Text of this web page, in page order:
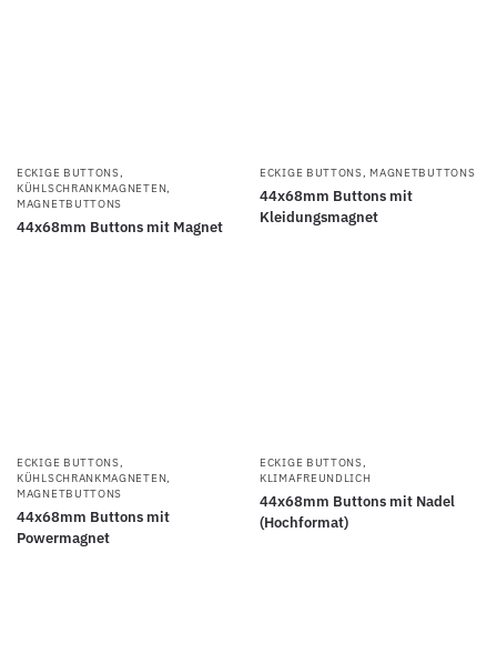
ECKIGE BUTTONS,
KÜHLSCHRANKMAGNETEN,
MAGNETBUTTONS
44x68mm Buttons mit Magnet
ECKIGE BUTTONS, MAGNETBUTTONS
44x68mm Buttons mit
Kleidungsmagnet
ECKIGE BUTTONS,
KÜHLSCHRANKMAGNETEN,
MAGNETBUTTONS
44x68mm Buttons mit
Powermagnet
ECKIGE BUTTONS,
KLIMAFREUNDLICH
44x68mm Buttons mit Nadel
(Hochformat)